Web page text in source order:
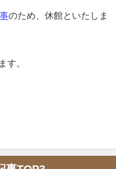
のため、休館といたしま
す。